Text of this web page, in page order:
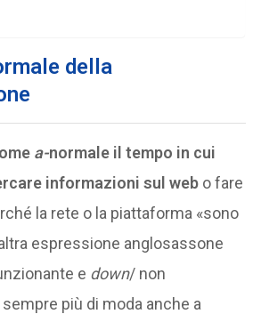
della
a-normale il tempo in cui
informazioni sul web o fare
la rete o la piattaforma «sono
espressione anglosassone
e down/ non
più di moda anche a